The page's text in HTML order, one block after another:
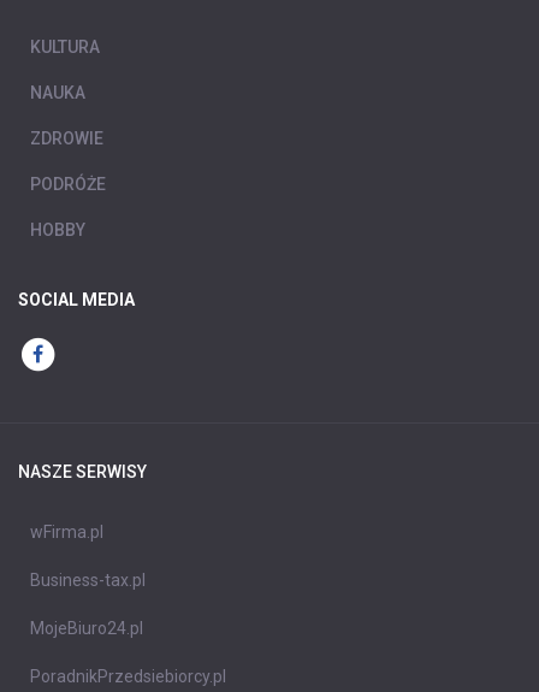
KULTURA
NAUKA
ZDROWIE
PODRÓŻE
HOBBY
SOCIAL MEDIA
NASZE SERWISY
wFirma.pl
Business-tax.pl
MojeBiuro24.pl
PoradnikPrzedsiebiorcy.pl